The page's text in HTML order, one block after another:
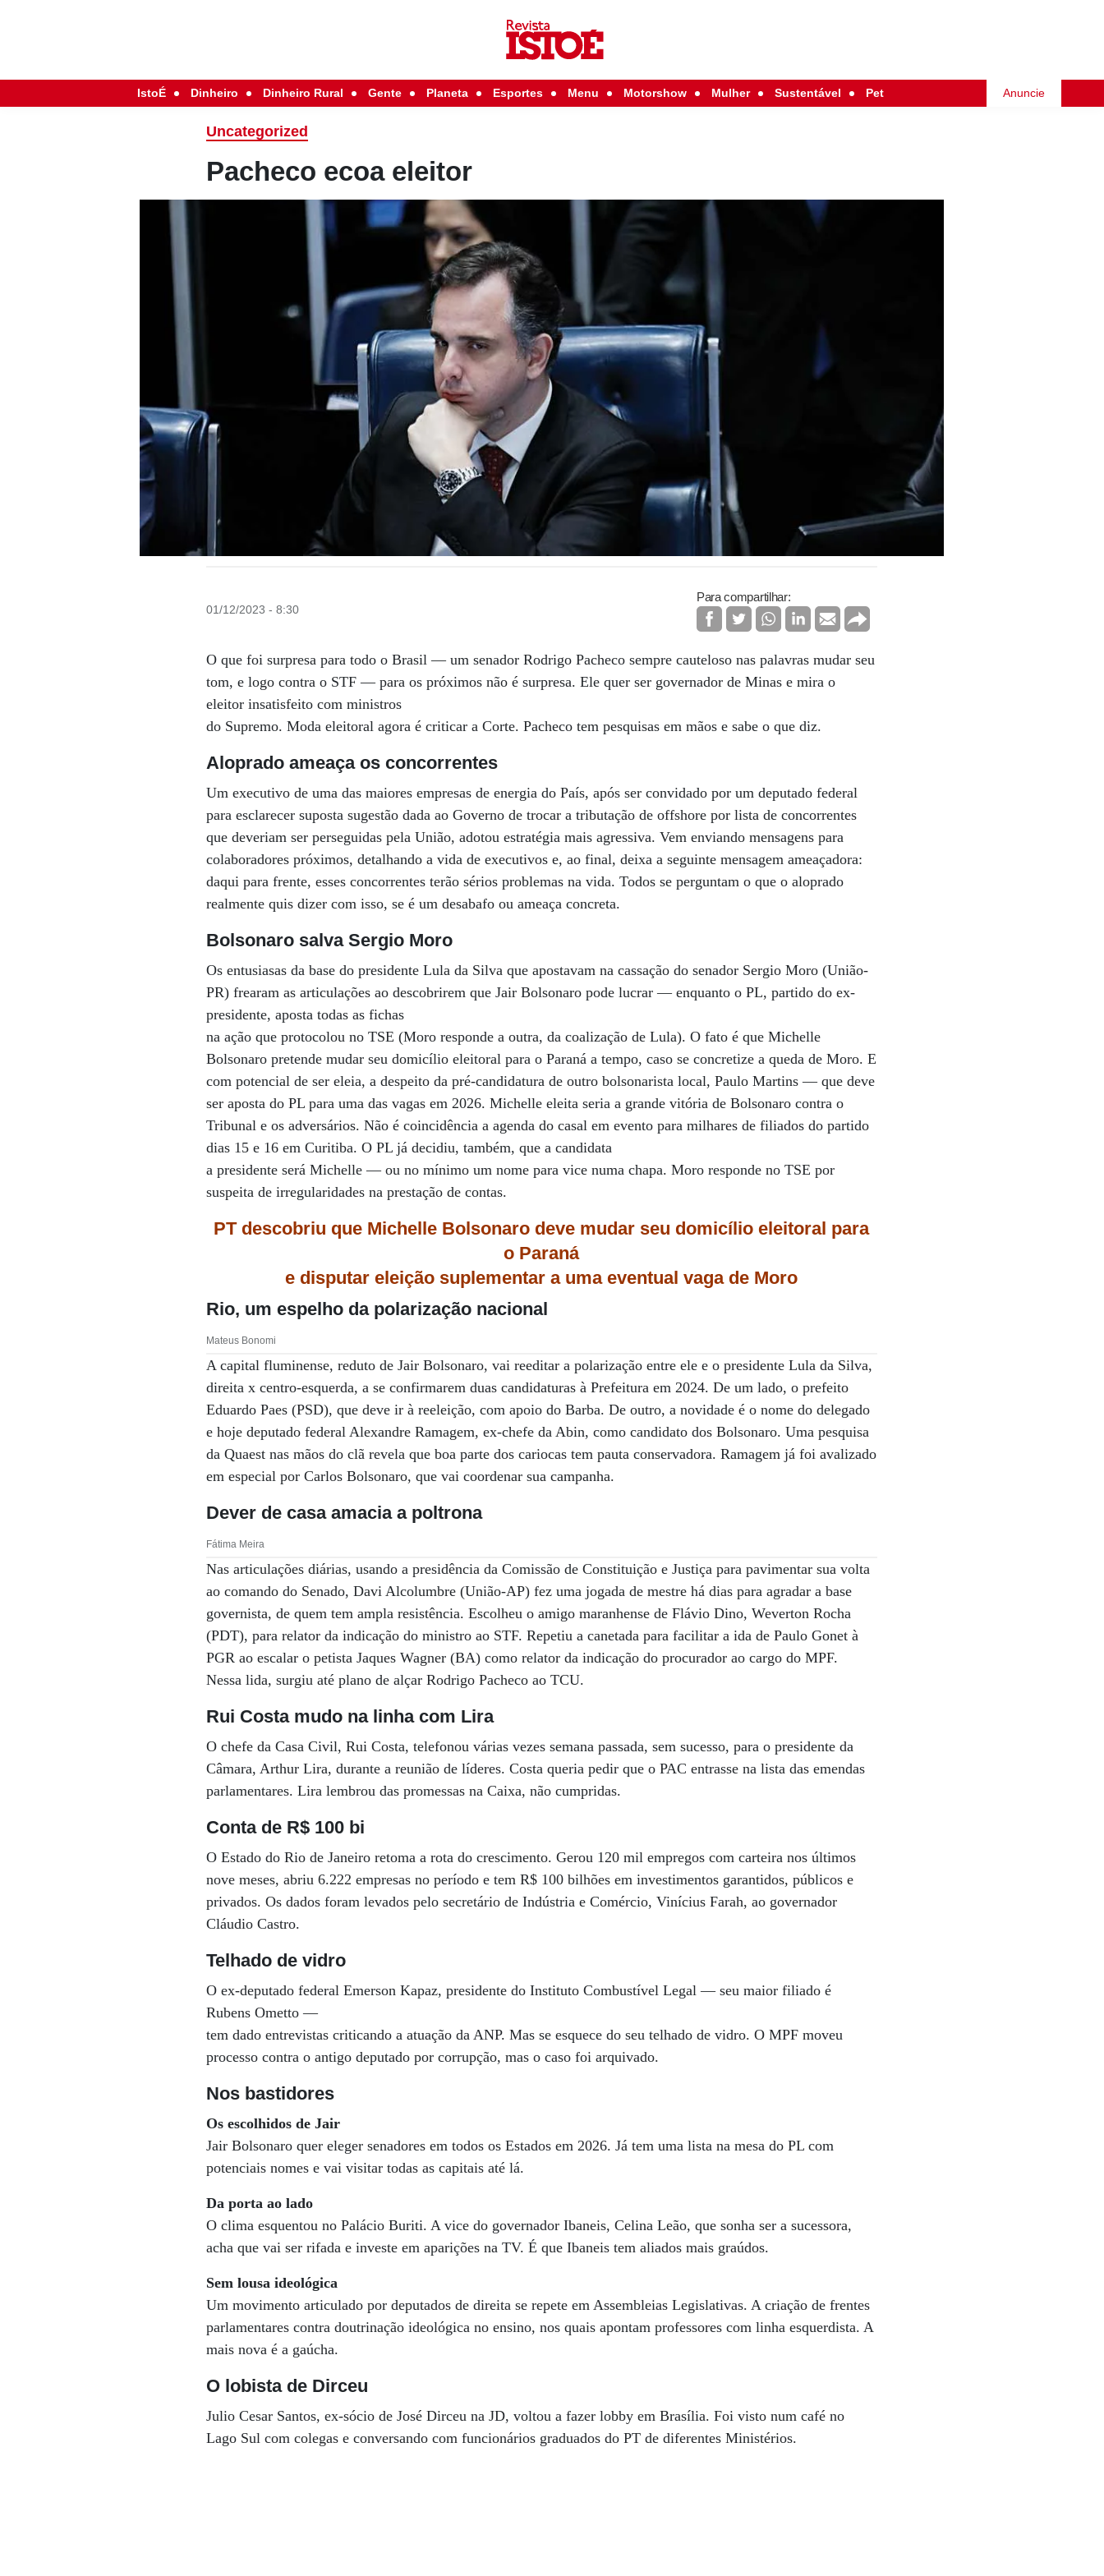
IstoÉ Dinheiro Dinheiro Rural Gente Planeta Esportes Menu Motorshow Mulher Sustentável Pet Anuncie
Uncategorized
Pacheco ecoa eleitor
01/12/2023 - 8:30
Para compartilhar:
O que foi surpresa para todo o Brasil — um senador Rodrigo Pacheco sempre cauteloso nas palavras mudar seu
tom, e logo contra o STF — para os próximos não é surpresa. Ele quer ser governador de Minas e mira o
eleitor insatisfeito com ministros
do Supremo. Moda eleitoral agora é criticar a Corte. Pacheco tem pesquisas em mãos e sabe o que diz.
Aloprado ameaça os concorrentes
Um executivo de uma das maiores empresas de energia do País, após ser convidado por um deputado federal
para esclarecer suposta sugestão dada ao Governo de trocar a tributação de offshore por lista de concorrentes
que deveriam ser perseguidas pela União, adotou estratégia mais agressiva. Vem enviando mensagens para
colaboradores próximos, detalhando a vida de executivos e, ao final, deixa a seguinte mensagem ameaçadora:
daqui para frente, esses concorrentes terão sérios problemas na vida. Todos se perguntam o que o aloprado
realmente quis dizer com isso, se é um desabafo ou ameaça concreta.
Bolsonaro salva Sergio Moro
Os entusiasas da base do presidente Lula da Silva que apostavam na cassação do senador Sergio Moro (União-
PR) frearam as articulações ao descobrirem que Jair Bolsonaro pode lucrar — enquanto o PL, partido do ex-
presidente, aposta todas as fichas
na ação que protocolou no TSE (Moro responde a outra, da coalização de Lula). O fato é que Michelle
Bolsonaro pretende mudar seu domicílio eleitoral para o Paraná a tempo, caso se concretize a queda de Moro. E
com potencial de ser eleia, a despeito da pré-candidatura de outro bolsonarista local, Paulo Martins — que deve
ser aposta do PL para uma das vagas em 2026. Michelle eleita seria a grande vitória de Bolsonaro contra o
Tribunal e os adversários. Não é coincidência a agenda do casal em evento para milhares de filiados do partido
dias 15 e 16 em Curitiba. O PL já decidiu, também, que a candidata
a presidente será Michelle — ou no mínimo um nome para vice numa chapa. Moro responde no TSE por
suspeita de irregularidades na prestação de contas.
PT descobriu que Michelle Bolsonaro deve mudar seu domicílio eleitoral para
o Paraná
e disputar eleição suplementar a uma eventual vaga de Moro
Rio, um espelho da polarização nacional
Mateus Bonomi
A capital fluminense, reduto de Jair Bolsonaro, vai reeditar a polarização entre ele e o presidente Lula da Silva,
direita x centro-esquerda, a se confirmarem duas candidaturas à Prefeitura em 2024. De um lado, o prefeito
Eduardo Paes (PSD), que deve ir à reeleição, com apoio do Barba. De outro, a novidade é o nome do delegado
e hoje deputado federal Alexandre Ramagem, ex-chefe da Abin, como candidato dos Bolsonaro. Uma pesquisa
da Quaest nas mãos do clã revela que boa parte dos cariocas tem pauta conservadora. Ramagem já foi avalizado
em especial por Carlos Bolsonaro, que vai coordenar sua campanha.
Dever de casa amacia a poltrona
Fátima Meira
Nas articulações diárias, usando a presidência da Comissão de Constituição e Justiça para pavimentar sua volta
ao comando do Senado, Davi Alcolumbre (União-AP) fez uma jogada de mestre há dias para agradar a base
governista, de quem tem ampla resistência. Escolheu o amigo maranhense de Flávio Dino, Weverton Rocha
(PDT), para relator da indicação do ministro ao STF. Repetiu a canetada para facilitar a ida de Paulo Gonet à
PGR ao escalar o petista Jaques Wagner (BA) como relator da indicação do procurador ao cargo do MPF.
Nessa lida, surgiu até plano de alçar Rodrigo Pacheco ao TCU.
Rui Costa mudo na linha com Lira
O chefe da Casa Civil, Rui Costa, telefonou várias vezes semana passada, sem sucesso, para o presidente da
Câmara, Arthur Lira, durante a reunião de líderes. Costa queria pedir que o PAC entrasse na lista das emendas
parlamentares. Lira lembrou das promessas na Caixa, não cumpridas.
Conta de R$ 100 bi
O Estado do Rio de Janeiro retoma a rota do crescimento. Gerou 120 mil empregos com carteira nos últimos
nove meses, abriu 6.222 empresas no período e tem R$ 100 bilhões em investimentos garantidos, públicos e
privados. Os dados foram levados pelo secretário de Indústria e Comércio, Vinícius Farah, ao governador
Cláudio Castro.
Telhado de vidro
O ex-deputado federal Emerson Kapaz, presidente do Instituto Combustível Legal — seu maior filiado é
Rubens Ometto —
tem dado entrevistas criticando a atuação da ANP. Mas se esquece do seu telhado de vidro. O MPF moveu
processo contra o antigo deputado por corrupção, mas o caso foi arquivado.
Nos bastidores
Os escolhidos de Jair
Jair Bolsonaro quer eleger senadores em todos os Estados em 2026. Já tem uma lista na mesa do PL com
potenciais nomes e vai visitar todas as capitais até lá.
Da porta ao lado
O clima esquentou no Palácio Buriti. A vice do governador Ibaneis, Celina Leão, que sonha ser a sucessora,
acha que vai ser rifada e investe em aparições na TV. É que Ibaneis tem aliados mais graúdos.
Sem lousa ideológica
Um movimento articulado por deputados de direita se repete em Assembleias Legislativas. A criação de frentes
parlamentares contra doutrinação ideológica no ensino, nos quais apontam professores com linha esquerdista. A
mais nova é a gaúcha.
O lobista de Dirceu
Julio Cesar Santos, ex-sócio de José Dirceu na JD, voltou a fazer lobby em Brasília. Foi visto num café no
Lago Sul com colegas e conversando com funcionários graduados do PT de diferentes Ministérios.